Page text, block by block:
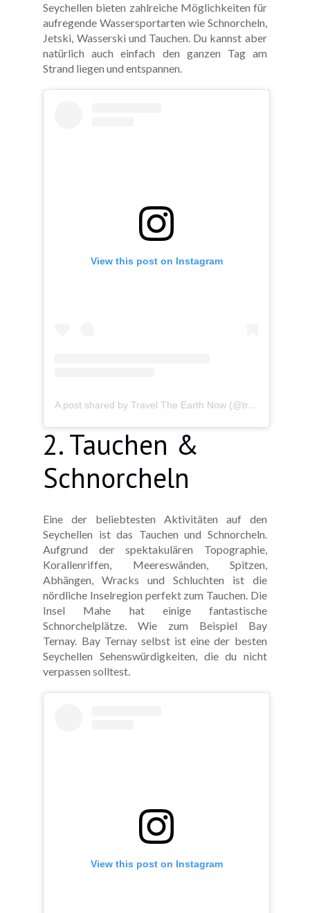
Seychellen bieten zahlreiche Möglichkeiten für
aufregende Wassersportarten wie Schnorcheln,
Jetski, Wasserski und Tauchen. Du kannst aber
natürlich auch einfach den ganzen Tag am
Strand liegen und entspannen.
View this post on Instagram
A post shared by Travel The Earth Now (@travel.the.earth.now)
2. Tauchen &
Schnorcheln
Eine der beliebtesten Aktivitäten auf den
Seychellen ist das Tauchen und Schnorcheln.
Aufgrund der spektakulären Topographie,
Korallenriffen, Meereswänden, Spitzen,
Abhängen, Wracks und Schluchten ist die
nördliche Inselregion perfekt zum Tauchen. Die
Insel Mahe hat einige fantastische
Schnorchelplätze. Wie zum Beispiel Bay
Ternay. Bay Ternay selbst ist eine der besten
Seychellen Sehenswürdigkeiten, die du nicht
verpassen solltest.
View this post on Instagram